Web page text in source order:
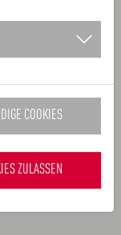
COOKIES
ZULASSEN